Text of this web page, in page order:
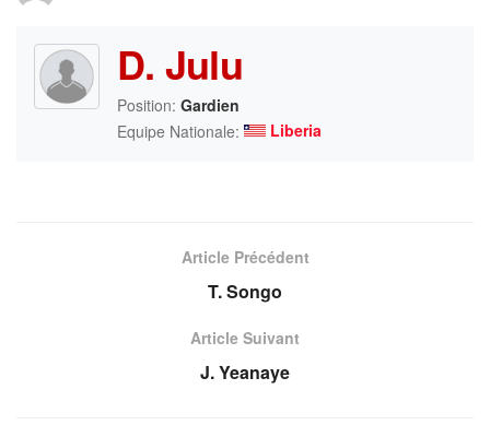
D. Julu
Position: Gardien
Equipe Nationale:
Liberia
Article Précédent
T. Songo
Article Suivant
J. Yeanaye